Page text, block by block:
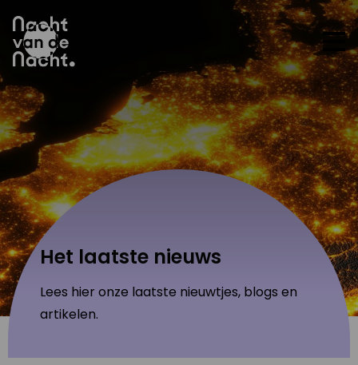
Het laatste nieuws
Lees hier onze laatste nieuwtjes, blogs en
artikelen.